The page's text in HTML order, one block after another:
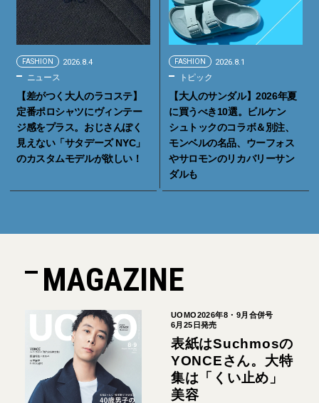
FASHION 2026.8.4
ニュース
【差がつく大人のラコステ】
定番ポロシャツにヴィンテー
ジ感をプラス。おじさんぽく
見えない「サタデーズ NYC」
のカスタムモデルが欲しい！
FASHION 2026.8.1
トピック
【大人のサンダル】2026年夏
に買うべき10選。ビルケン
シュトックのコラボ＆別注、
モンベルの名品、ウーフォス
やサロモンのリカバリーサン
ダルも
MAGAZINE
UOMO2026年8・9月合併号
6月25日発売
表紙はSuchmosの
YONCEさん。大特
集は「くい止め」
美容